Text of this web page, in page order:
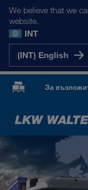
We believe that we
website.
INT
(INT) English
За
НАШИТЕ
Европа